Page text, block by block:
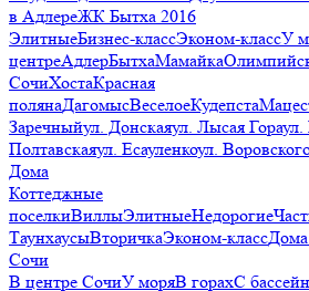
в АдлереЖК Бытха 2016
ЭлитныеБизнес-классЭконом-классУ
центреАдлерБытхаМамайка
СочиХостаКрасная
полянаДагомысВеселоеКудепста
Заречныйул. Донскаяул. Лысая Гораул.
Полтавскаяул. Есауленкоул.
Дома
Коттеджные
поселкиВиллыЭлитныеНедорогие
ТаунхаусыВторичкаЭконом-класс
Сочи
В центре СочиУ моряВ горахС